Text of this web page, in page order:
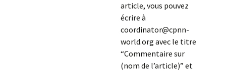
article, vous pouvez
écrire à
coordinator@cpnn-
world.org avec le titre
“Commentaire sur
(nom de l’article)” et